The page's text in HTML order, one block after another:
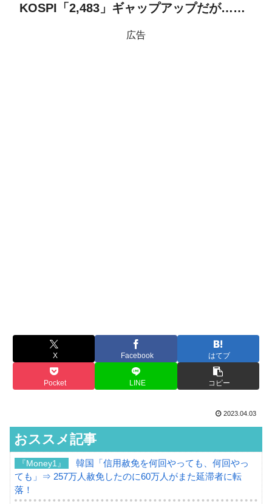
KOSPI「2,483」ギャップアップだが……
広告
X Facebook はてブ
Pocket LINE コピー
2023.04.03
おススメ記事
『Money1』
韓国「信用赦免を何回やっても、何回やっ
ても」⇒ 257万人赦免したのに60万人がまた延滞者に転
落！